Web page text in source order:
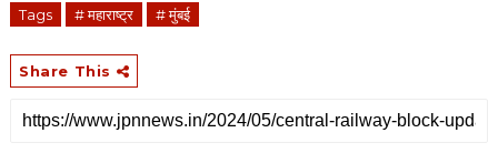
Tags # महाराष्ट्र # मुंबई
Share This